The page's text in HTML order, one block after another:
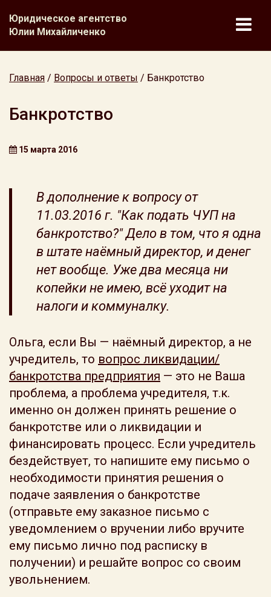
Юридическое агентство
Юлии Михайличенко
Главная / Вопросы и ответы / Банкротство
Банкротство
15 марта 2016
В дополнение к вопросу от
11.03.2016 г. "Как подать ЧУП на
банкротство?" Дело в том, что я одна
в штате наёмный директор, и денег
нет вообще. Уже два месяца ни
копейки не имею, всё уходит на
налоги и коммуналку.
Ольга, если Вы — наёмный директор, а не
учредитель, то вопрос ликвидации/
банкротства предприятия — это не Ваша
проблема, а проблема учредителя, т.к.
именно он должен принять решение о
банкротстве или о ликвидации и
финансировать процесс. Если учредитель
бездействует, то напишите ему письмо о
необходимости принятия решения о
подаче заявления о банкротстве
(отправьте ему заказное письмо с
уведомлением о вручении либо вручите
ему письмо лично под расписку в
получении) и решайте вопрос со своим
увольнением.